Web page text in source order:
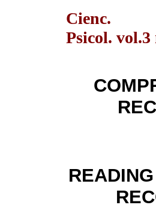
Cienc.
Psicol. vol.3